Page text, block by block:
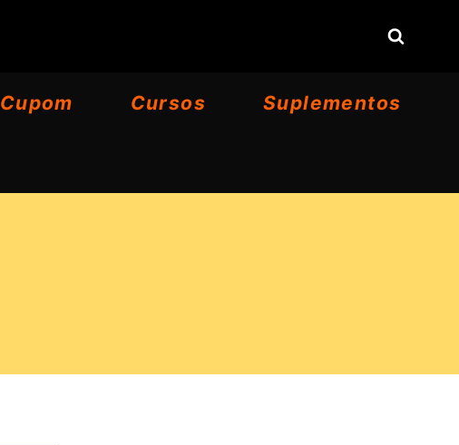
Cupom Cursos Suplementos